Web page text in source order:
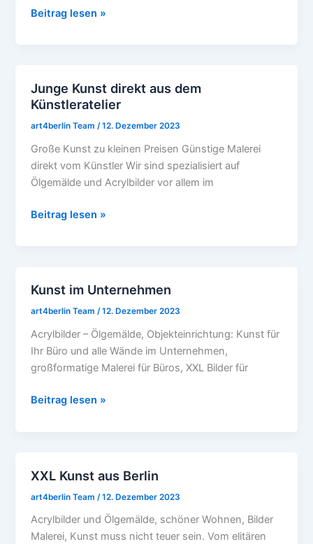
Berlin
Beitrag lesen »
Junge Kunst direkt aus dem
Künstleratelier
art4berlin Team/12. Dezember 2023
Große Kunst zu kleinen Preisen Günstige Malerei
direkt vom Künstler Wir sind spezialisiert auf
Ölgemälde und Acrylbilder vor allem im
Junge
Kunst
direkt
dem
Künstleratelier
Beitrag lesen »
Kunst im Unternehmen
art4berlin Team/12. Dezember 2023
Acrylbilder – Ölgemälde, Objekteinrichtung: Kunst für
Ihr Büro und alle Wände im Unternehmen,
großformatige Malerei für Büros, XXL Bilder für
Kunst
im
Beitrag lesen »
XXL Kunst aus Berlin
art4berlin Team /12. Dezember 2023
Acrylbilder und Ölgemälde, schöner Wohnen, Bilder
Malerei, Kunst muss nicht teuer sein. Vom elitären
XXL
Kunst
Berlin